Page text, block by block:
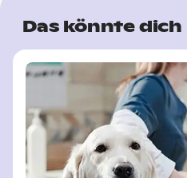
Das könnte